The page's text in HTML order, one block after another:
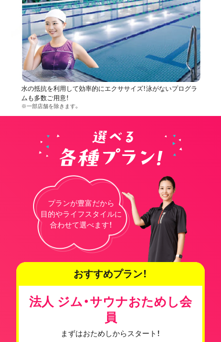
水の抵抗を利用して効率的にエクササイズ！泳がないプログラ
ムも多数ご用意！
※一部店舗を除きます。
プランが豊富だから
目的やライフスタイルに
合わせて選べます！
おすすめプラン！
法人 ジム・サウナおためし会
員
まずはおためしからスタート！